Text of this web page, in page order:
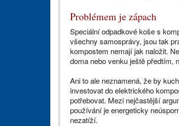
Problémem je zápach
Speciální odpadkové koše s
všechny samosprávy, jsou tak
kompostem nemají jak naložit.
doma nebo venku ještě předtím,
Ani to ale neznamená, že by
investovat do elektrického
potřebovat. Mezi nejčastější
používání je energeticky
nezatíží.